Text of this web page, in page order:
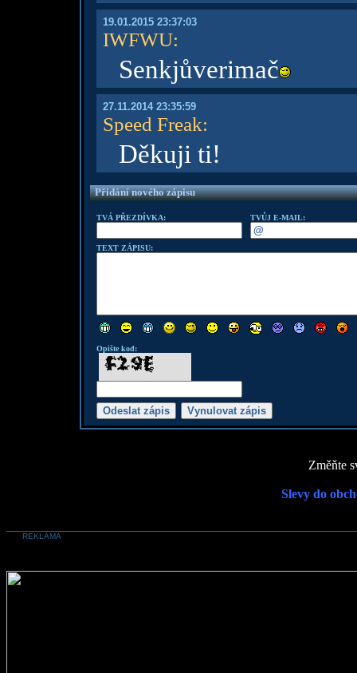
19.01.2015 23:37:03
IWFWU:
Senkjůverimač
27.11.2014 23:35:59
Speed Freak:
Děkuji ti!
Přidání nového zápisu
TVÁ PŘEZDÍVKA: TVŮJ E-MAIL:
TEXT ZÁPISU:
Opište kod:
Změňte
Slevy do
REKLAMA